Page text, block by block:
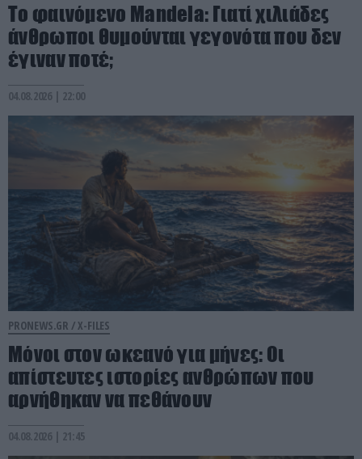
Το φαινόμενο Mandela: Γιατί χιλιάδες
άνθρωποι θυμούνται γεγονότα που δεν
έγιναν ποτέ;
04.08.2026 | 22:00
PRONEWS.GR / X-FILES
Μόνοι στον ωκεανό για μήνες: Οι
απίστευτες ιστορίες ανθρώπων που
αρνήθηκαν να πεθάνουν
04.08.2026 | 21:45